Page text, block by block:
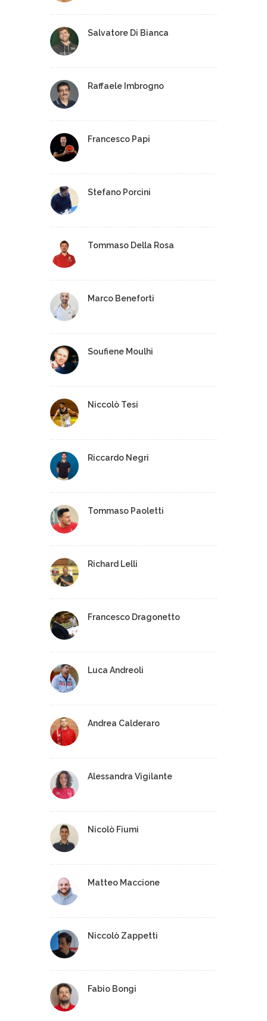
Salvatore Di Bianca
Raffaele Imbrogno
Francesco Papi
Stefano Porcini
Tommaso Della Rosa
Marco Beneforti
Soufiene Moulhi
Niccolò Tesi
Riccardo Negri
Tommaso Paoletti
Richard Lelli
Francesco Dragonetto
Luca Andreoli
Andrea Calderaro
Alessandra Vigilante
Nicolò Fiumi
Matteo Maccione
Niccolò Zappetti
Fabio Bongi